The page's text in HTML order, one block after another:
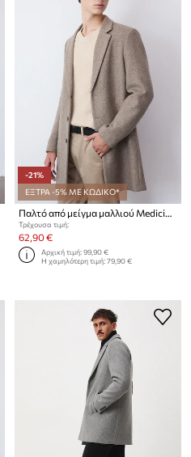
-21%
ΕΞΤΡΑ -5% ΜΕ ΚΩΔΙΚΟ*
Παλτό από μείγμα μαλλιού Medicine
Τρέχουσα τιμή:
62,90 €
Αρχική τιμή:99,90 €
Η χαμηλότερη τιμή:79,90 €